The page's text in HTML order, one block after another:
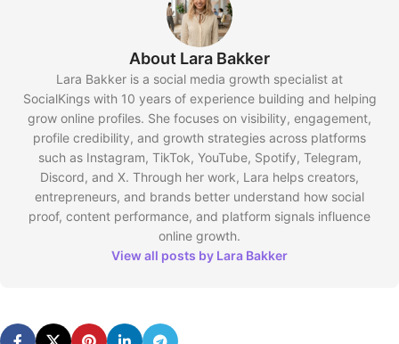
About Lara Bakker
Lara Bakker is a social media growth specialist at
SocialKings with 10 years of experience building and helping
grow online profiles. She focuses on visibility, engagement,
profile credibility, and growth strategies across platforms
such as Instagram, TikTok, YouTube, Spotify, Telegram,
Discord, and X. Through her work, Lara helps creators,
entrepreneurs, and brands better understand how social
proof, content performance, and platform signals influence
online growth.
View all posts by Lara Bakker